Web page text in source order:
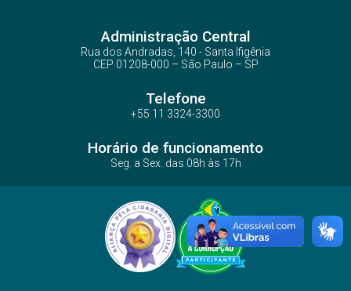
Administração Central
Rua dos Andradas, 140 - Santa Ifigênia
CEP 01208-000 – São Paulo – SP
Telefone
+55 11 3324-3300
Horário de funcionamento
Seg. a Sex. das 08h às 17h